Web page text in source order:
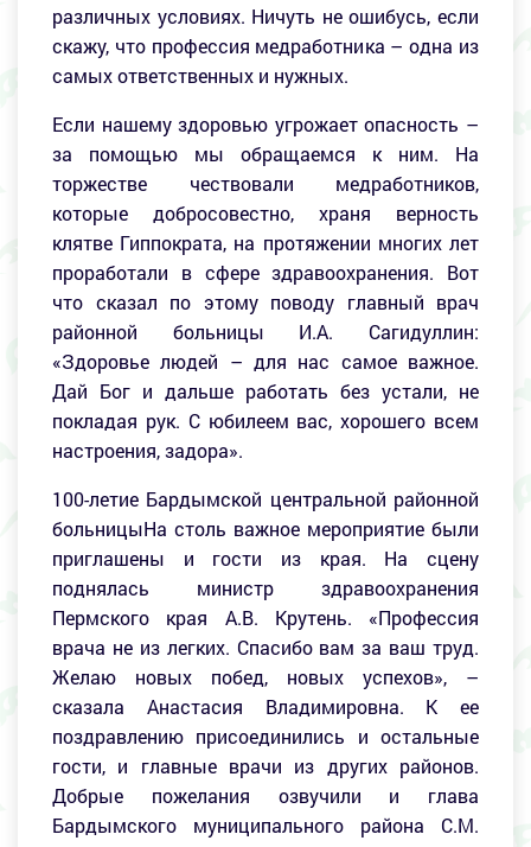
различных условиях. Ничуть не ошибусь, если
скажу, что профессия медработника – одна из
самых ответственных и нужных.
Если нашему здоровью угрожает опасность –
за помощью мы обращаемся к ним. На
торжестве чествовали медработников,
которые добросовестно, храня верность
клятве Гиппократа, на протяжении многих лет
проработали в сфере здравоохранения. Вот
что сказал по этому поводу главный врач
районной больницы И.А. Сагидуллин:
«Здоровье людей – для нас самое важное.
Дай Бог и дальше работать без устали, не
покладая рук. С юбилеем вас, хорошего всем
настроения, задора».
100-летие Бардымской центральной районной
больницыНа столь важное мероприятие были
приглашены и гости из края. На сцену
поднялась министр здравоохранения
Пермского края А.В. Крутень. «Профессия
врача не из легких. Спасибо вам за ваш труд.
Желаю новых побед, новых успехов», –
сказала Анастасия Владимировна. К ее
поздравлению присоединились и остальные
гости, и главные врачи из других районов.
Добрые пожелания озвучили и глава
Бардымского муниципального района С.М.